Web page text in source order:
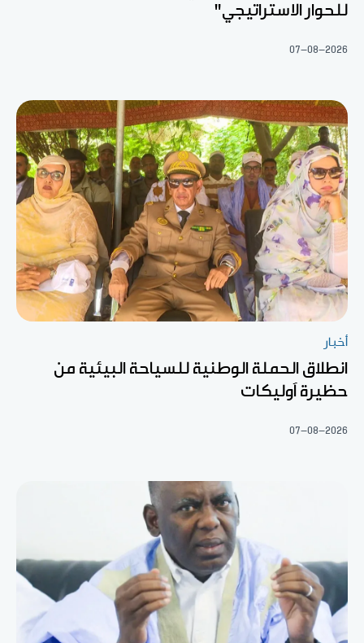
للحوار الاستراتيجي"
07-08-2026
أخبار
انطلاق الحملة الوطنية للسياحة البيئية من
حظيرة آوليكات
07-08-2026